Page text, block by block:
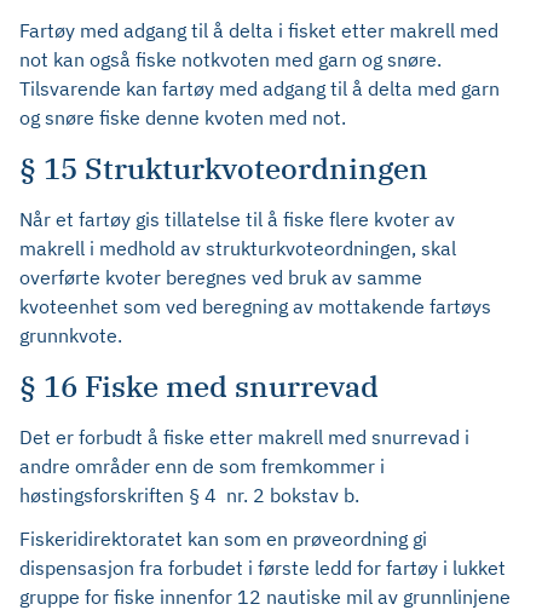
Fartøy med adgang til å delta i fisket etter makrell med
not kan også fiske notkvoten med garn og snøre.
Tilsvarende kan fartøy med adgang til å delta med garn
og snøre fiske denne kvoten med not.
§ 15 Strukturkvoteordningen
Når et fartøy gis tillatelse til å fiske flere kvoter av
makrell i medhold av strukturkvoteordningen, skal
overførte kvoter beregnes ved bruk av samme
kvoteenhet som ved beregning av mottakende fartøys
grunnkvote.
§ 16 Fiske med snurrevad
Det er forbudt å fiske etter makrell med snurrevad i
andre områder enn de som fremkommer i
høstingsforskriften § 4 nr. 2 bokstav b.
Fiskeridirektoratet kan som en prøveordning gi
dispensasjon fra forbudet i første ledd for fartøy i lukket
gruppe for fiske innenfor 12 nautiske mil av grunnlinjene